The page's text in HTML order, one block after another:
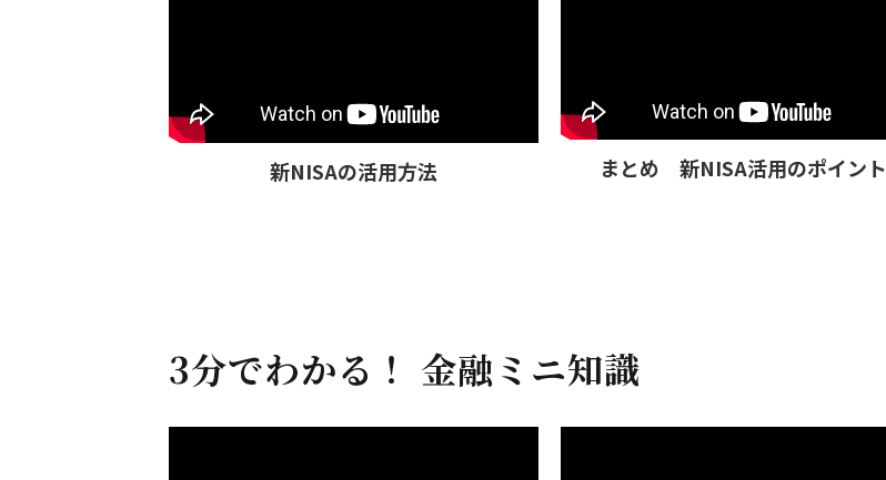
新NISAの活用方法 まとめ 新NISA活用のポイント
3分でわかる！ 金融ミニ知識